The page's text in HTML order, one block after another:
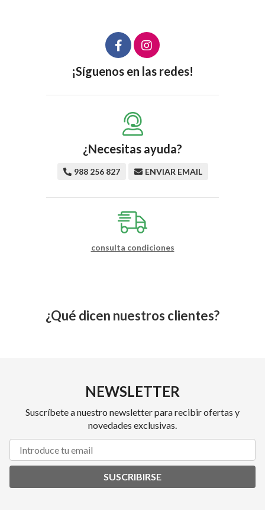
¡Síguenos en las redes!
¿Necesitas ayuda?
988 256 827 ENVIAR EMAIL
consulta condiciones
¿Qué dicen nuestros clientes?
NEWSLETTER
Suscríbete a nuestro newsletter para recibir ofertas y
novedades exclusivas.
SUSCRIBIRSE